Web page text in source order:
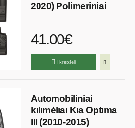
2020) Polimeriniai
41.00€
Į krepšelį
Automobiliniai
kilimėliai Kia Optima
III (2010-2015)